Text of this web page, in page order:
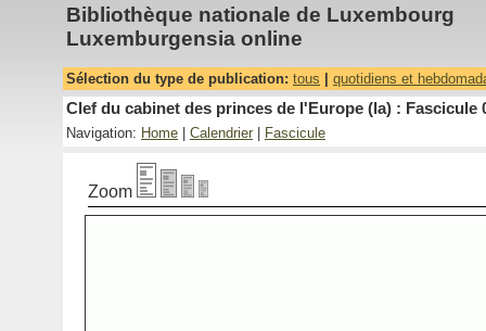
Bibliothèque nationale de Luxembourg
Luxemburgensia online
Sélection du type de publication: tous quotidiens et
Clef du cabinet des princes de l'Europe (la) : Fascicule
Navigation: Home Calendrier Fascicule
Zoom